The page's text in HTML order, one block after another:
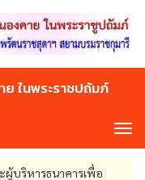
ย ในพระราชปถัมภ์
ผู้บริหารธนาคารเพื่อ